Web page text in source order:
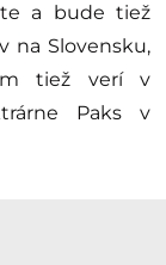
a bude tiež
na Slovensku,
tiež verí v
Paks v